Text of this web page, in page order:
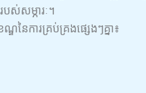
ស់សម្ភារៈ។
ឌនៃការគ្រប់គ្រងផ្សេងៗគ្នា៖